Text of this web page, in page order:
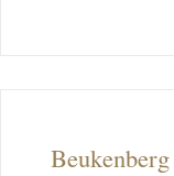
Beukenberg